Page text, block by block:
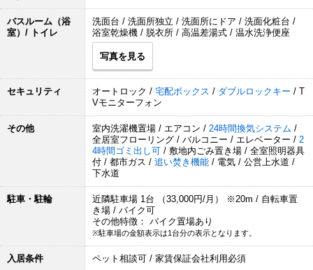
バスルーム（浴
室）/ トイレ
洗面台 / 洗面所独立 / 洗面所にドア / 洗面化粧台 /
浴室乾燥機 / 脱衣所 / 高温差湯式 / 温水洗浄便座
写真を見る
セキュリティ オートロック / 宅配ボックス / ダブルロックキー / T
Vモニターフォン
その他 室内洗濯機置場 / エアコン / 24時間換気システム /
全居室フローリング / バルコニー / エレベーター / 2
4時間ゴミ出し可 / 敷地内ごみ置き場 / 全室照明器具
付 / 都市ガス / 追い焚き機能 / 電気 / 公営上水道 /
下水道
駐車・駐輪
近隣駐車場 1台 （33,000円/月） ※20m / 自転車置
き場 / バイク可
その他特徴： バイク置場あり
※駐車場の金額表示は1台分の表示となります。
入居条件 ペット相談可 / 家賃保証会社利用必須